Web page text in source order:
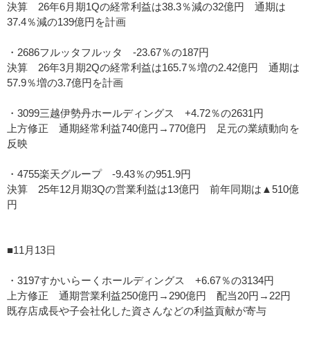
決算 26年6月期1Qの経常利益は38.3％減の32億円 通期は
37.4％減の139億円を計画
・2686フルッタフルッタ -23.67％の187円
決算 26年3月期2Qの経常利益は165.7％増の2.42億円 通期は
57.9％増の3.7億円を計画
・3099三越伊勢丹ホールディングス +4.72％の2631円
上方修正 通期経常利益740億円→770億円 足元の業績動向を
反映
・4755楽天グループ -9.43％の951.9円
決算 25年12月期3Qの営業利益は13億円 前年同期は▲510億
円
■11月13日
・3197すかいらーくホールディングス +6.67％の3134円
上方修正 通期営業利益250億円→290億円 配当20円→22円
既存店成長や子会社化した資さんなどの利益貢献が寄与